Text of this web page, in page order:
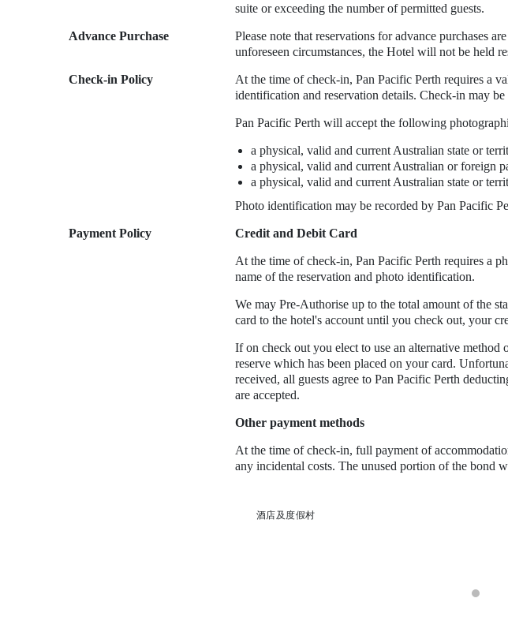
suite or exceeding the number of permitted guests.
Advance Purchase
Please note that reservations for advance purchases
unforeseen circumstances, the Hotel will not be held
Check-in Policy
At the time of check-in, Pan Pacific Perth requires a
identification and reservation details. Check-in may
Pan Pacific Perth will accept the following
a physical, valid and current Australian state or
a physical, valid and current Australian or foreign
a physical, valid and current Australian state or
Photo identification may be recorded by Pan Pacific
Payment Policy Credit and Debit Card
At the time of check-in, Pan Pacific Perth requires a
name of the reservation and photo identification.
We may Pre-Authorise up to the total amount of the
card to the hotel's account until you check out, your
If on check out you elect to use an alternative
reserve which has been placed on your card.
received, all guests agree to Pan Pacific Perth
are accepted.
Other payment methods
At the time of check-in, full payment of
any incidental costs. The unused portion of the bond
酒店及度假村